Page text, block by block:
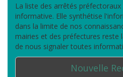
La liste des arrêtés
informative. Elle synthétise
dans la limite de nos
mairies et des préfectures reste
de nous signaler toutes
Nouvelle